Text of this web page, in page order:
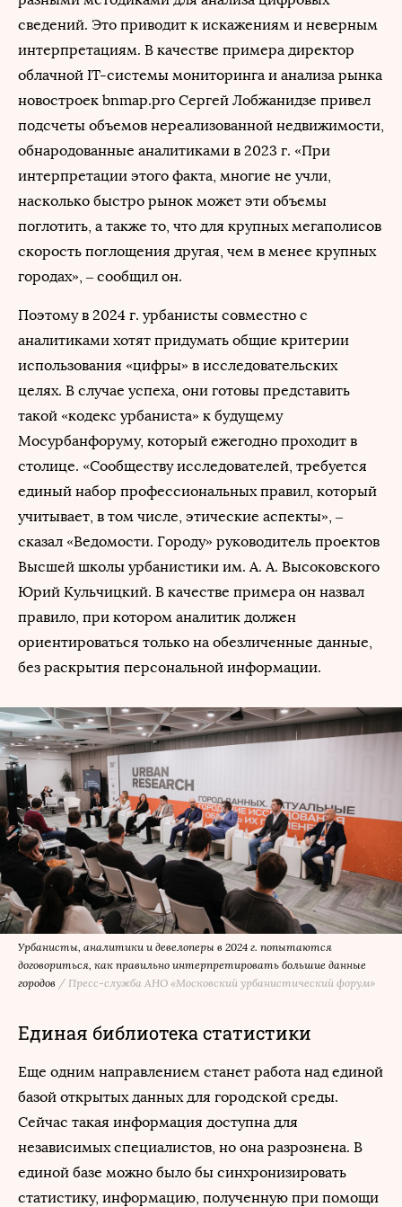
сведений. Это приводит к искажениям и неверным
интерпретациям. В качестве примера директор
облачной IT-системы мониторинга и анализа рынка
новостроек bnmap.pro Сергей Лобжанидзе привел
подсчеты объемов нереализованной недвижимости,
обнародованные аналитиками в 2023 г. «При
интерпретации этого факта, многие не учли,
насколько быстро рынок может эти объемы
поглотить, а также то, что для крупных мегаполисов
скорость поглощения другая, чем в менее крупных
городах», – сообщил он.
Поэтому в 2024 г. урбанисты совместно с
аналитиками хотят придумать общие критерии
использования «цифры» в исследовательских
целях. В случае успеха, они готовы представить
такой «кодекс урбаниста» к будущему
Мосурбанфоруму, который ежегодно проходит в
столице. «Сообществу исследователей, требуется
единый набор профессиональных правил, который
учитывает, в том числе, этические аспекты», –
сказал «Ведомости. Городу» руководитель проектов
Высшей школы урбанистики им. А. А. Высоковского
Юрий Кульчицкий. В качестве примера он назвал
правило, при котором аналитик должен
ориентироваться только на обезличенные данные,
без раскрытия персональной информации.
Урбанисты, аналитики и девелоперы в 2024 г. попытаются
договориться, как правильно интерпретировать большие данные
городов / Пресс-служба АНО «Московский урбанистический форум»
Единая библиотека статистики
Еще одним направлением станет работа над единой
базой открытых данных для городской среды.
Сейчас такая информация доступна для
независимых специалистов, но она разрознена. В
единой базе можно было бы синхронизировать
статистику, информацию, полученную при помощи